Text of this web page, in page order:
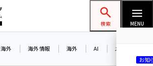
ネットショップ担当者フォーラム
検索 MENU
海外 海外情報 海外 AI メタバース
お知